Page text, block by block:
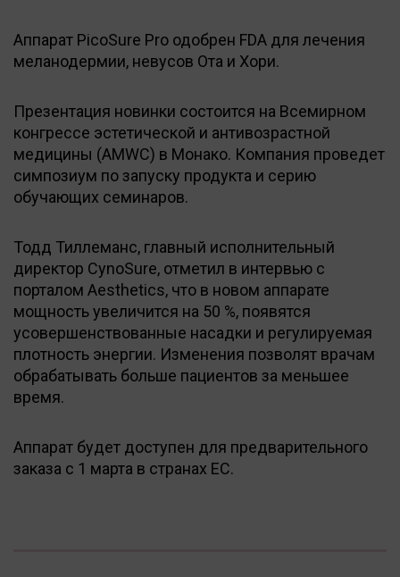
Аппарат PicoSure Pro одобрен FDA для лечения
меланодермии, невусов Ота и Хори.
Презентация новинки состоится на Всемирном
конгрессе эстетической и антивозрастной
медицины (AMWC) в Монако. Компания проведет
симпозиум по запуску продукта и серию
обучающих семинаров.
Тодд Тиллеманс, главный исполнительный
директор CynoSure, отметил в интервью с
порталом Aesthetics, что в новом аппарате
мощность увеличится на 50 %, появятся
усовершенствованные насадки и регулируемая
плотность энергии. Изменения позволят врачам
обрабатывать больше пациентов за меньшее
время.
Аппарат будет доступен для предварительного
заказа с 1 марта в странах ЕС.